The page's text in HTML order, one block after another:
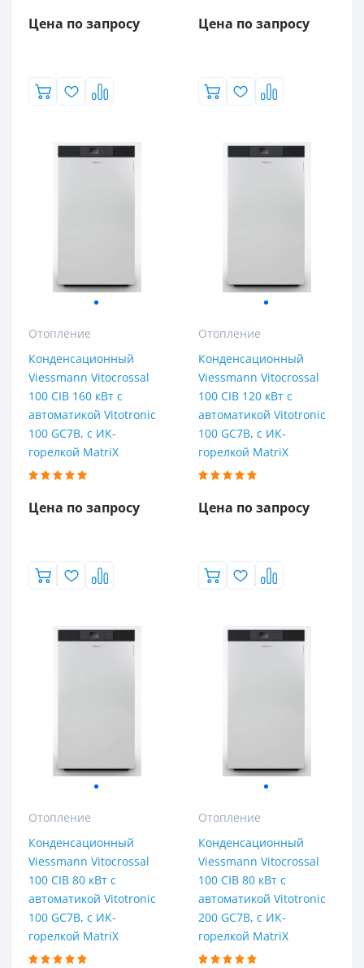
Цена по запросу Цена по запросу
Отопление
Конденсационный
Viessmann Vitocrossal
100 CIB 160 кВт с
автоматикой Vitotronic
100 GC7B, с ИК-
горелкой MatriX
Цена по запросу
Отопление
Конденсационный
Viessmann Vitocrossal
100 CIB 120 кВт с
автоматикой Vitotronic
100 GC7B, с ИК-
горелкой MatriX
Цена по запросу
Отопление
Конденсационный
Viessmann Vitocrossal
100 CIB 80 кВт с
автоматикой Vitotronic
100 GC7B, с ИК-
горелкой MatriX
Отопление
Конденсационный
Viessmann Vitocrossal
100 CIB 80 кВт с
автоматикой Vitotronic
200 GC7B, с ИК-
горелкой MatriX